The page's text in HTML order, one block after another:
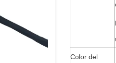
Color del